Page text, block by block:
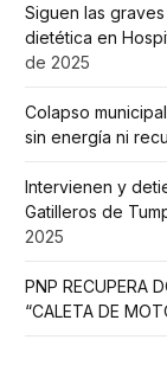
Siguen las
dietética en
de 2025
Colapso
sin energía ni
Intervienen y
Gatilleros de
2025
PNP RECUPERA
“CALETA DE